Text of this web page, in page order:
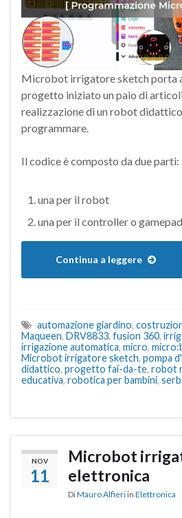
Microbot irrigatore sketch porta
progetto iniziato un paio di
realizzazione di un robot
programmare.
Il codice è composto da due parti:
una per il robot
una per il controller o gamepad
Continua a leggere
automazione giardino,
Maqueen, DRV8833, fusion 360,
irrigazione automatica, micro,
Microbot irrigatore sketch, pompa
didattico, progetto fai-da-te, robot
educativa, robotica per bambini,
NOV
11
Microbot
elettronica
DiMauro Alfieri in Elettronica